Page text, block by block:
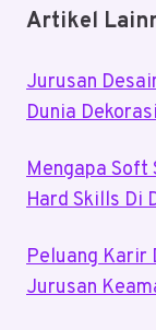
Artikel
Jurusan
Dunia
Mengapa Soft
Hard Skills Di
Peluang Karir
Jurusan